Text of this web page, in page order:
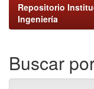
Repositorio
Ingeniería
Buscar